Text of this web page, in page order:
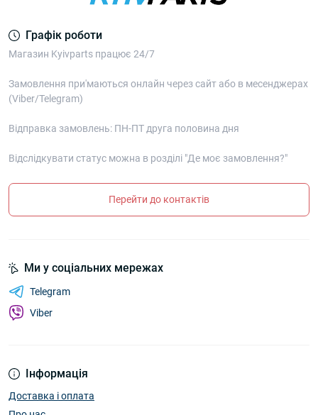
Графік роботи
Магазин Kyivparts працює 24/7
Замовлення при'маються онлайн через сайт або в месенджерах
(Viber/Telegram)
Відправка замовлень: ПН-ПТ друга половина дня
Відслідкувати статус можна в розділі "Де моє замовлення?"
Перейти до контактів
Інформація
Доставка і оплата
Ми у соціальних мережах
Telegram
Viber